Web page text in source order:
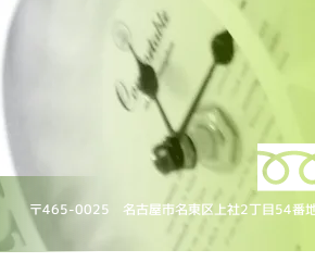
〒465-0025 名古屋市名東区上社2丁目54番